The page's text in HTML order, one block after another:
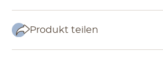
Produkt teilen